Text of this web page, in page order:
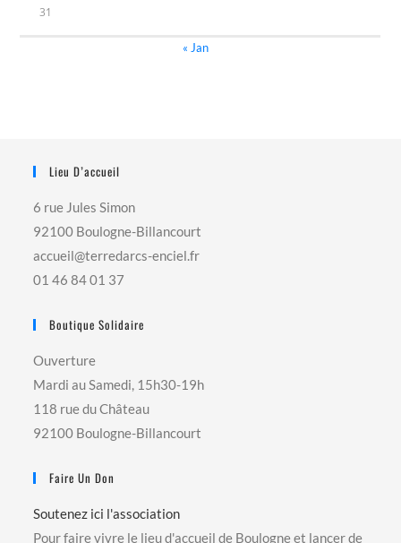
31
« Jan
Lieu D’accueil
6 rue Jules Simon
92100 Boulogne-Billancourt
accueil@terredarcs-enciel.fr
01 46 84 01 37
Boutique Solidaire
Ouverture
Mardi au Samedi, 15h30-19h
118 rue du Château
92100 Boulogne-Billancourt
Faire Un Don
Soutenez ici l'association
Pour faire vivre le lieu d'accueil de Boulogne et lancer de